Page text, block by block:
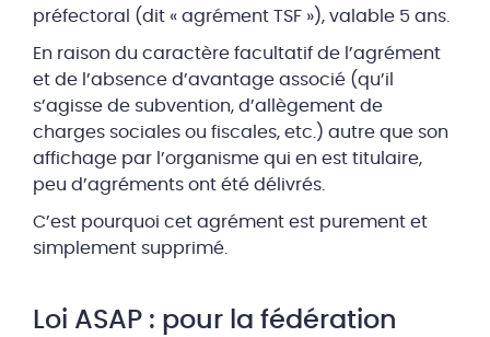
préfectoral (dit « agrément TSF »), valable 5 ans.
En raison du caractère facultatif de l’agrément
et de l’absence d’avantage associé (qu’il
s’agisse de subvention, d’allègement de
charges sociales ou fiscales, etc.) autre que son
affichage par l’organisme qui en est titulaire,
peu d’agréments ont été délivrés.
C’est pourquoi cet agrément est purement et
simplement supprimé.
Loi ASAP : pour la fédération